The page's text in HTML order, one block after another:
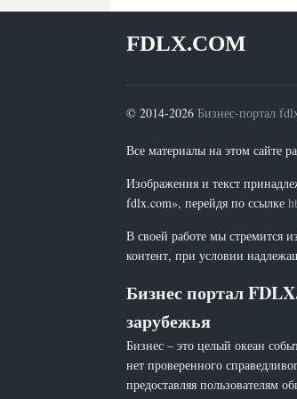
FDLX.COM
© 2014-2026 Бизнес-портал
Все материалы на этом сайте
Изображения и текст
fdlx.com», перейдя по ссылке
В своей работе мы стремится
контент, при условии
Бизнес портал
зарубежья
Бизнес – это целый океан
нет проверенного
предоставляя пользователям